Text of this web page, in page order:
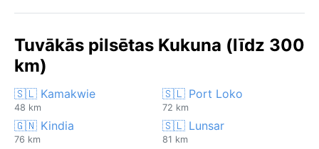
Tuvākās pilsētas Kukuna (līdz 300
km)
🇸🇱 Kamakwie
48 km
🇸🇱 Port Loko
72 km
🇬🇳 Kindia
76 km
🇸🇱 Lunsar
81 km